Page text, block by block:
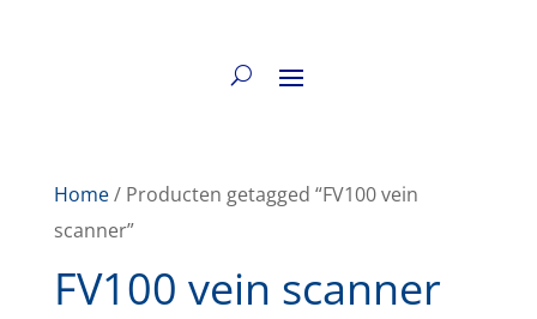
Home/ Producten getagged “FV100 vein
scanner”
FV100 vein scanner